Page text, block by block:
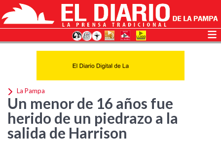
La Pampa
Un menor de 16 años fue
herido de un piedrazo a la
salida de Harrison